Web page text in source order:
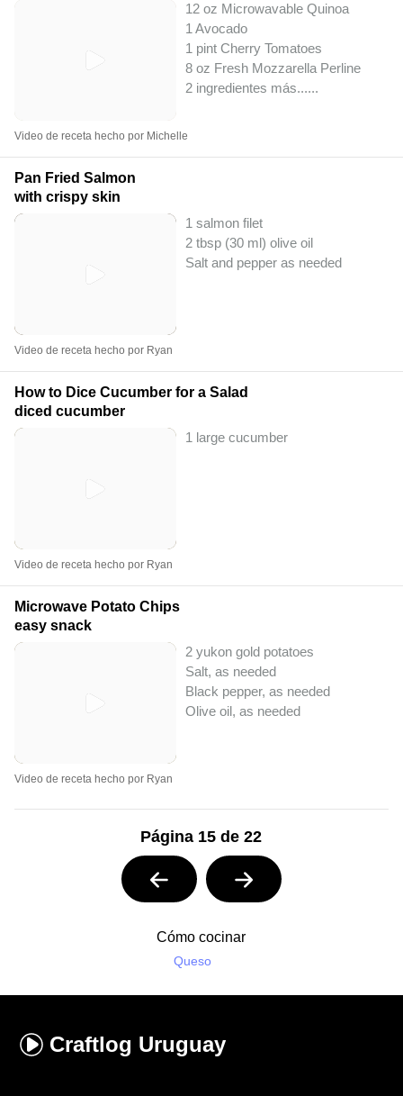
12 oz Microwavable Quinoa
1 Avocado
1 pint Cherry Tomatoes
8 oz Fresh Mozzarella Perline
2 ingredientes más......
Video de receta hecho por Michelle
Pan Fried Salmon
with crispy skin
1 salmon filet
2 tbsp (30 ml) olive oil
Salt and pepper as needed
Video de receta hecho por Ryan
How to Dice Cucumber for a Salad
diced cucumber
1 large cucumber
Video de receta hecho por Ryan
Microwave Potato Chips
easy snack
2 yukon gold potatoes
Salt, as needed
Black pepper, as needed
Olive oil, as needed
Video de receta hecho por Ryan
Página 15 de 22
Cómo cocinar
Queso
Craftlog Uruguay